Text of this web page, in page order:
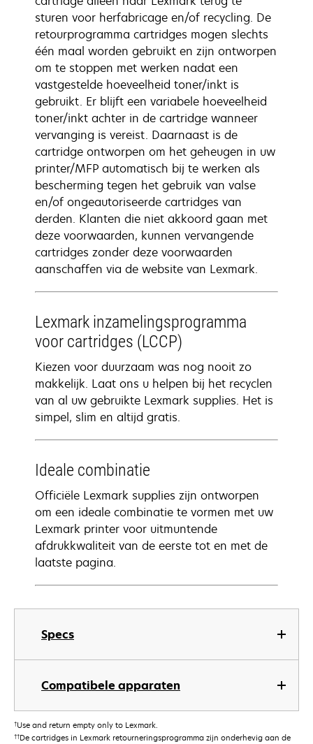
Specs
Compatibele apparaten
sturen voor herfabricage en/of recycling. De
retourprogramma cartridges mogen slechts
één maal worden gebruikt en zijn ontworpen
om te stoppen met werken nadat een
vastgestelde hoeveelheid toner/inkt is
gebruikt. Er blijft een variabele hoeveelheid
toner/inkt achter in de cartridge wanneer
vervanging is vereist. Daarnaast is de
cartridge ontworpen om het geheugen in uw
printer/MFP automatisch bij te werken als
bescherming tegen het gebruik van valse
en/of ongeautoriseerde cartridges van
derden. Klanten die niet akkoord gaan met
deze voorwaarden, kunnen vervangende
cartridges zonder deze voorwaarden
aanschaffen via de website van Lexmark.
Lexmark inzamelingsprogramma
voor cartridges (LCCP)
Kiezen voor duurzaam was nog nooit zo
makkelijk. Laat ons u helpen bij het recyclen
van al uw gebruikte Lexmark supplies. Het is
simpel, slim en altijd gratis.
Ideale combinatie
Officiële Lexmark supplies zijn ontworpen
om een ideale combinatie te vormen met uw
Lexmark printer voor uitmuntende
afdrukkwaliteit van de eerste tot en met de
laatste pagina.
†Use and return empty only to Lexmark.
††De cartridges in Lexmark retourneringsprogramma zijn onderhevig aan de